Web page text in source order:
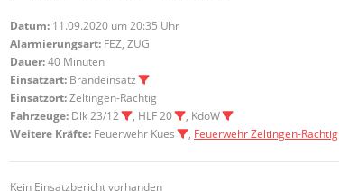
Datum: 11.09.2020 um 20:35 Uhr
Alarmierungsart: FEZ, ZUG
Dauer:40 Minuten
Einsatzart: Brandeinsatz
Einsatzort:Zeltingen-Rachtig
Fahrzeuge: Dlk 23/12 , HLF 20
, KdoW
Weitere Kräfte: Feuerwehr Kues , Feuerwehr Zeltingen-Rachtig
Kein Einsatzbericht vorhanden